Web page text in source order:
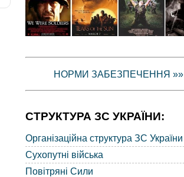
НОРМИ ЗАБЕЗПЕЧЕННЯ »»
СТРУКТУРА ЗС УКРАЇНИ:
Організаційна структура ЗС України
Сухопутні війська
Повітряні Сили